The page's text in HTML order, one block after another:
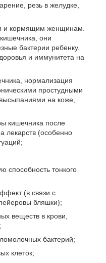
резь в желудке,
и кормящим женщинам.
они
бактерии ребенку.
и иммунитета на
нормализация
простудными
на коже,
кишечника после
лекарств (особенно
способность тонкого
(в связи с
бляшки);
веществ в крови,
бактерий;
клеток;